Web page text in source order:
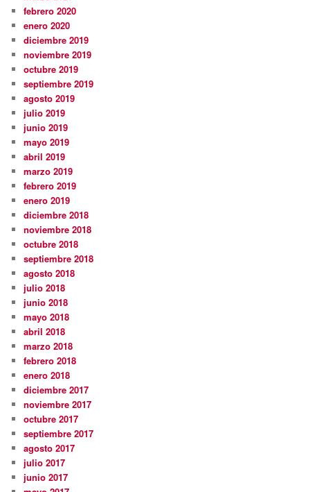
febrero 2020
enero 2020
diciembre 2019
noviembre 2019
octubre 2019
septiembre 2019
agosto 2019
julio 2019
junio 2019
mayo 2019
abril 2019
marzo 2019
febrero 2019
enero 2019
diciembre 2018
noviembre 2018
octubre 2018
septiembre 2018
agosto 2018
julio 2018
junio 2018
mayo 2018
abril 2018
marzo 2018
febrero 2018
enero 2018
diciembre 2017
noviembre 2017
octubre 2017
septiembre 2017
agosto 2017
julio 2017
junio 2017